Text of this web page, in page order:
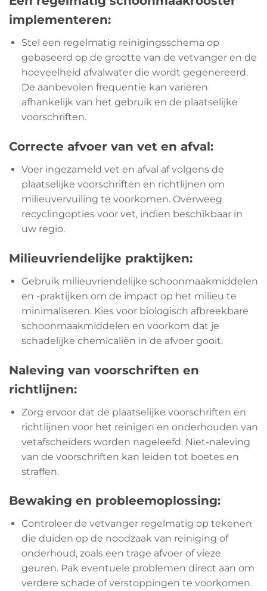
implementeren:
Stel een regelmatig reinigingsschema op
gebaseerd op de grootte van de vetvanger en de
hoeveelheid afvalwater die wordt gegenereerd.
De aanbevolen frequentie kan variëren
afhankelijk van het gebruik en de plaatselijke
voorschriften.
Correcte afvoer van vet en afval:
Voer ingezameld vet en afval af volgens de
plaatselijke voorschriften en richtlijnen om
milieuvervuiling te voorkomen. Overweeg
recyclingopties voor vet, indien beschikbaar in
uw regio.
Milieuvriendelijke praktijken:
Gebruik milieuvriendelijke schoonmaakmiddelen
en -praktijken om de impact op het milieu te
minimaliseren. Kies voor biologisch afbreekbare
schoonmaakmiddelen en voorkom dat je
schadelijke chemicaliën in de afvoer gooit.
Naleving van voorschriften en
richtlijnen:
Zorg ervoor dat de plaatselijke voorschriften en
richtlijnen voor het reinigen en onderhouden van
vetafscheiders worden nageleefd. Niet-naleving
van de voorschriften kan leiden tot boetes en
straffen.
Bewaking en probleemoplossing:
Controleer de vetvanger regelmatig op tekenen
die duiden op de noodzaak van reiniging of
onderhoud, zoals een trage afvoer of vieze
geuren. Pak eventuele problemen direct aan om
verdere schade of verstoppingen te voorkomen.